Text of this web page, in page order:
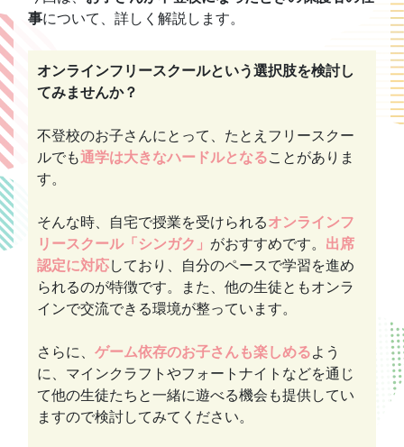
事について、詳しく解説します。
オンラインフリースクールという選択肢を検討し
てみませんか？
不登校のお子さんにとって、たとえフリースクー
ルでも通学は大きなハードルとなることがありま
す。
そんな時、自宅で授業を受けられるオンラインフ
リースクール「シンガク」 がおすすめです。 出席
認定に対応しており、自分のペースで学習を進め
られるのが特徴です。また、他の生徒ともオンラ
インで交流できる環境が整っています。
さらに、 ゲーム依存のお子さんも楽しめるよう
に、マインクラフトやフォートナイトなどを通じ
て他の生徒たちと一緒に遊べる機会も提供してい
ますので検討してみてください。